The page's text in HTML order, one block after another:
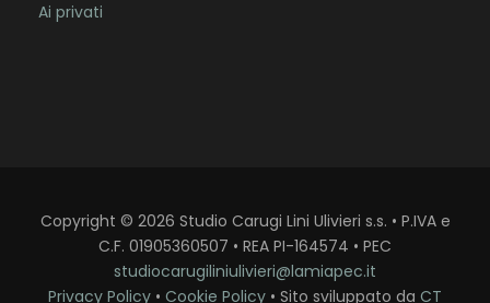
Ai privati
Copyright © 2026 Studio Carugi Lini Ulivieri s.s. • P.IVA e
C.F. 01905360507 • REA PI-164574 • PEC
studiocarugiliniulivieri@lamiapec.it
Privacy Policy • Cookie Policy • Sito sviluppato da CT